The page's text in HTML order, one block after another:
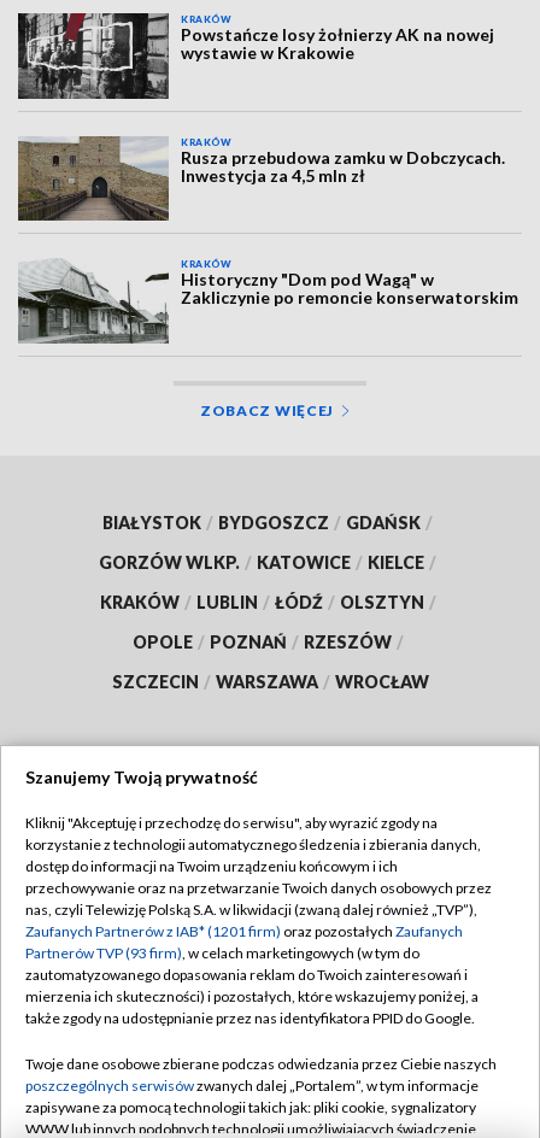
KRAKÓW
Powstańcze losy żołnierzy AK na nowej
wystawie w Krakowie
KRAKÓW
Rusza przebudowa zamku w Dobczycach.
Inwestycja za 4,5 mln zł
KRAKÓW
Historyczny "Dom pod Wagą" w
Zakliczynie po remoncie konserwatorskim
ZOBACZ WIĘCEJ
BIAŁYSTOK / BYDGOSZCZ / GDAŃSK /
GORZÓW WLKP. / KATOWICE / KIELCE /
KRAKÓW / LUBLIN / ŁÓDŹ / OLSZTYN /
OPOLE / POZNAŃ / RZESZÓW /
SZCZECIN / WARSZAWA / WROCŁAW
TVP
Abonament TVP
Emisja w TVP
Centrum informacji TVP
Naziemna Telewizja Cyfrowa
Rada Programowa
System NOS
Regulamin TVP
Polityka prywatności
Moje zgody
Pomoc
Kontakt
Szanujemy Twoją prywatność
Kliknij "Akceptuję i przechodzę do serwisu", aby wyrazić zgody na
korzystanie z technologii automatycznego śledzenia i zbierania danych,
dostęp do informacji na Twoim urządzeniu końcowym i ich
przechowywanie oraz na przetwarzanie Twoich danych osobowych przez
nas, czyli Telewizję Polską S.A. w likwidacji (zwaną dalej również „TVP”),
Zaufanych Partnerów z IAB* (1201 firm) oraz pozostałych Zaufanych
Partnerów TVP (93 firm), w celach marketingowych (w tym do
zautomatyzowanego dopasowania reklam do Twoich zainteresowań i
mierzenia ich skuteczności) i pozostałych, które wskazujemy poniżej, a
także zgody na udostępnianie przez nas identyfikatora PPID do Google.
Twoje dane osobowe zbierane podczas odwiedzania przez Ciebie naszych
poszczególnych serwisówzwanych dalej „Portalem”, w tym informacje
zapisywane za pomocą technologii takich jak: pliki cookie, sygnalizatory
WWW lub innych podobnych technologii umożliwiających świadczenie